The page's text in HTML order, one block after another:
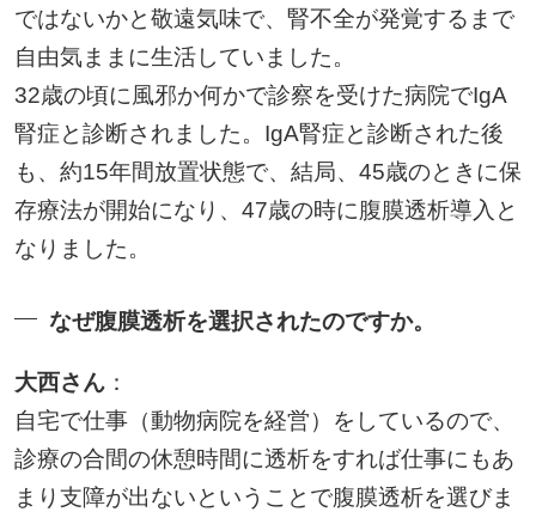
ではないかと敬遠気味で、腎不全が発覚するまで
自由気ままに生活していました。
32歳の頃に風邪か何かで診察を受けた病院でIgA
腎症と診断されました。IgA腎症と診断された後
も、約15年間放置状態で、結局、45歳のときに保
存療法が開始になり、47歳の時に腹膜透析導入と
なりました。
なぜ腹膜透析を選択されたのですか。
大西さん：
自宅で仕事（動物病院を経営）をしているので、
診療の合間の休憩時間に透析をすれば仕事にもあ
まり支障が出ないということで腹膜透析を選びま